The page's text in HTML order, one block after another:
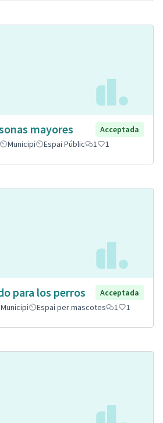
mayores
Acceptada
Municipi Espai Públic 1 1
para los perros
Acceptada
Municipi Espai per mascotes 1 1